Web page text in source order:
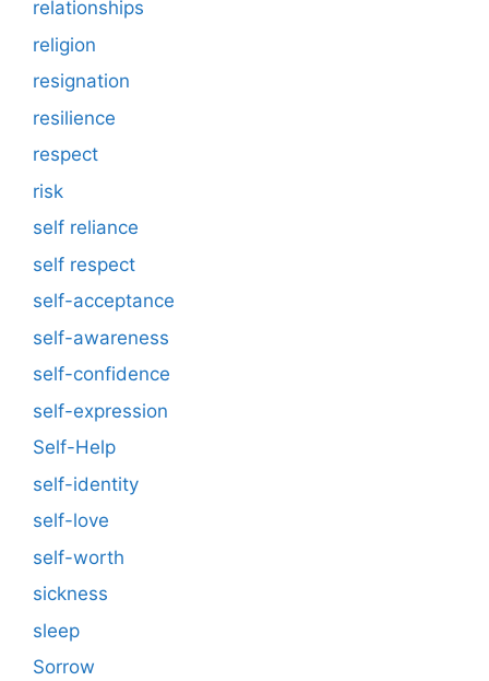
relationships
religion
resignation
resilience
respect
risk
self reliance
self respect
self-acceptance
self-awareness
self-confidence
self-expression
Self-Help
self-identity
self-love
self-worth
sickness
sleep
Sorrow